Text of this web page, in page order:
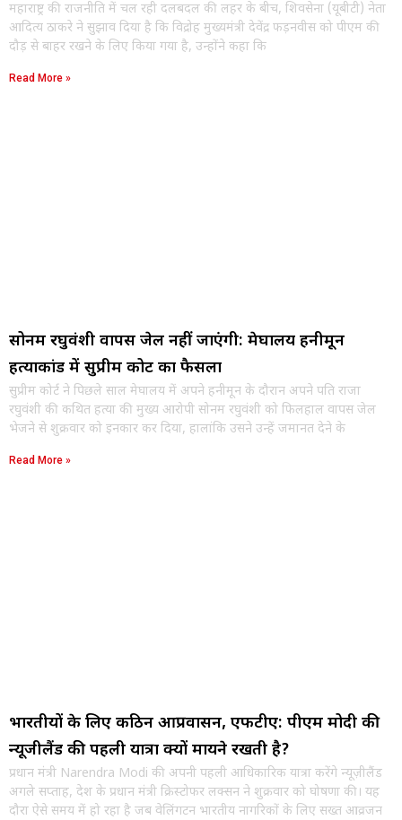
महाराष्ट्र की राजनीति में चल रही दलबदल की लहर के बीच, शिवसेना (यूबीटी) नेता
आदित्य ठाकरे ने सुझाव दिया है कि विद्रोह मुख्यमंत्री देवेंद्र फड़नवीस को पीएम की
दौड़ से बाहर रखने के लिए किया गया है, उन्होंने कहा कि
Read More »
सोनम रघुवंशी वापस जेल नहीं जाएंगी: मेघालय हनीमून
हत्याकांड में सुप्रीम कोर्ट का फैसला
सुप्रीम कोर्ट ने पिछले साल मेघालय में अपने हनीमून के दौरान अपने पति राजा
रघुवंशी की कथित हत्या की मुख्य आरोपी सोनम रघुवंशी को फिलहाल वापस जेल
भेजने से शुक्रवार को इनकार कर दिया, हालांकि उसने उन्हें जमानत देने के
Read More »
भारतीयों के लिए कठिन आप्रवासन, एफटीए: पीएम मोदी की
न्यूजीलैंड की पहली यात्रा क्यों मायने रखती है?
प्रधान मंत्री Narendra Modi की अपनी पहली आधिकारिक यात्रा करेंगे न्यूज़ीलैंड
अगले सप्ताह, देश के प्रधान मंत्री क्रिस्टोफर लक्सन ने शुक्रवार को घोषणा की। यह
दौरा ऐसे समय में हो रहा है जब वेलिंगटन भारतीय नागरिकों के लिए सख्त आव्रजन